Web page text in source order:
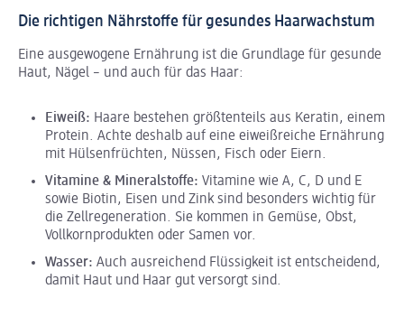
Die richtigen Nährstoffe für gesundes Haarwachstum
Eine ausgewogene Ernährung ist die Grundlage für gesunde
Haut, Nägel – und auch für das Haar:
Eiweiß: Haare bestehen größtenteils aus Keratin, einem
Protein. Achte deshalb auf eine eiweißreiche Ernährung
mit Hülsenfrüchten, Nüssen, Fisch oder Eiern.
Vitamine & Mineralstoffe: Vitamine wie A, C, D und E
sowie Biotin, Eisen und Zink sind besonders wichtig für
die Zellregeneration. Sie kommen in Gemüse, Obst,
Vollkornprodukten oder Samen vor.
Wasser: Auch ausreichend Flüssigkeit ist entscheidend,
damit Haut und Haar gut versorgt sind.